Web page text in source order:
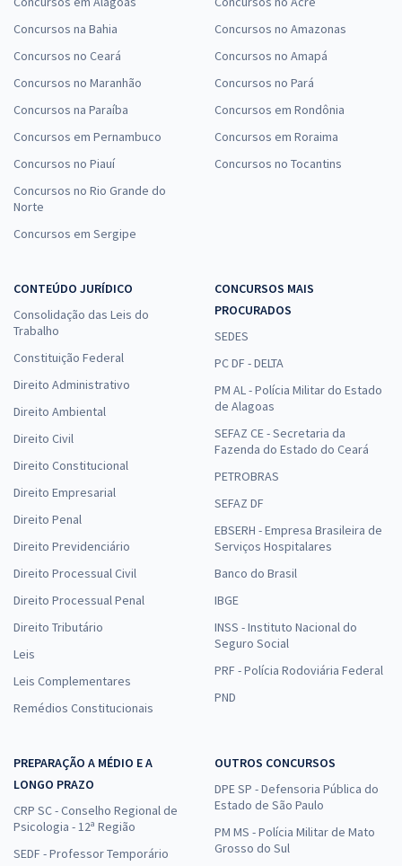
Concursos na Bahia
Concursos no Ceará
Concursos no Maranhão
Concursos na Paraíba
Concursos em Pernambuco
Concursos no Piauí
Concursos no Rio Grande do
Norte
Concursos em Sergipe
Concursos no Amazonas
Concursos no Amapá
Concursos no Pará
Concursos em Rondônia
Concursos em Roraima
Concursos no Tocantins
CONTEÚDO JURÍDICO
Consolidação das Leis do
Trabalho
Constituição Federal
Direito Administrativo
Direito Ambiental
Direito Civil
Direito Constitucional
Direito Empresarial
Direito Penal
Direito Previdenciário
Direito Processual Civil
Direito Processual Penal
Direito Tributário
Leis
Leis Complementares
Remédios Constitucionais
CONCURSOS MAIS
PROCURADOS
SEDES
PC DF - DELTA
PM AL - Polícia Militar do Estado
de Alagoas
SEFAZ CE - Secretaria da
Fazenda do Estado do Ceará
PETROBRAS
SEFAZ DF
EBSERH - Empresa Brasileira de
Serviços Hospitalares
Banco do Brasil
IBGE
INSS - Instituto Nacional do
Seguro Social
PRF - Polícia Rodoviária Federal
PND
PREPARAÇÃO A MÉDIO E A
LONGO PRAZO
CRP SC - Conselho Regional de
Psicologia - 12ª Região
SEDF - Professor Temporário
OUTROS CONCURSOS
DPE SP - Defensoria Pública do
Estado de São Paulo
PM MS - Polícia Militar de Mato
Grosso do Sul